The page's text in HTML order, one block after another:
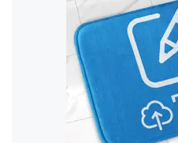
Droit de
rétractation